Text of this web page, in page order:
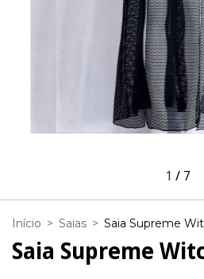
1 / 7
Início > Saias > Saia Supreme
Saia Supreme